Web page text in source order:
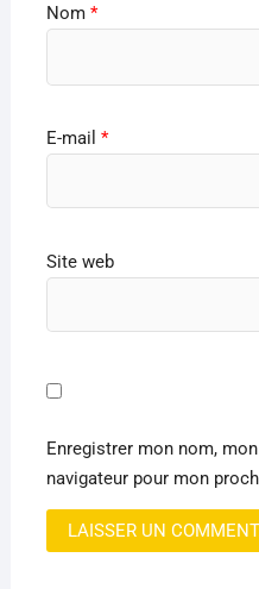
Nom *
E-mail *
Site web
Enregistrer mon nom,
navigateur pour mon